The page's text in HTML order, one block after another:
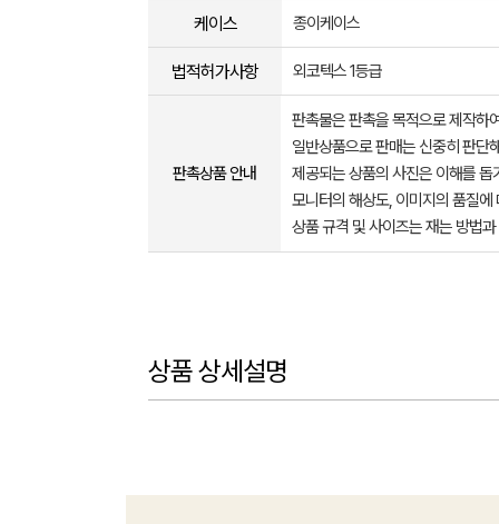
케이스 종이케이스
법적허가사항 외코텍스 1등급
판촉상품 안내
판촉물은 판촉을 목적으로 제작하
일반상품으로 판매는 신중히 판단
제공되는 상품의 사진은 이해를
모니터의 해상도, 이미지의 품질
상품 규격 및 사이즈는 재는 방법
상품 상세설명